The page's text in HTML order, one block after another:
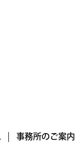
事務所のご案内